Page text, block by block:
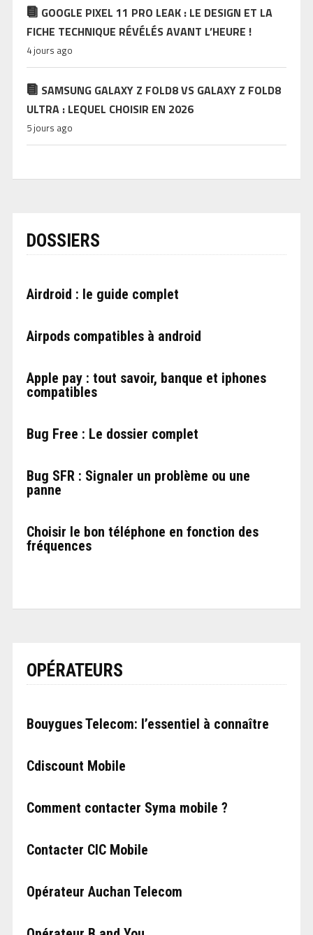
GOOGLE PIXEL 11 PRO LEAK : LE DESIGN ET LA
FICHE TECHNIQUE RÉVÉLÉS AVANT L’HEURE !
4 jours ago
SAMSUNG GALAXY Z FOLD8 VS GALAXY Z FOLD8
ULTRA : LEQUEL CHOISIR EN 2026
5 jours ago
DOSSIERS
Airdroid : le guide complet
Airpods compatibles à android
Apple pay : tout savoir, banque et iphones
compatibles
Bug Free : Le dossier complet
Bug SFR : Signaler un problème ou une
panne
Choisir le bon téléphone en fonction des
fréquences
OPÉRATEURS
Bouygues Telecom: l’essentiel à connaître
Cdiscount Mobile
Comment contacter Syma mobile ?
Contacter CIC Mobile
Opérateur Auchan Telecom